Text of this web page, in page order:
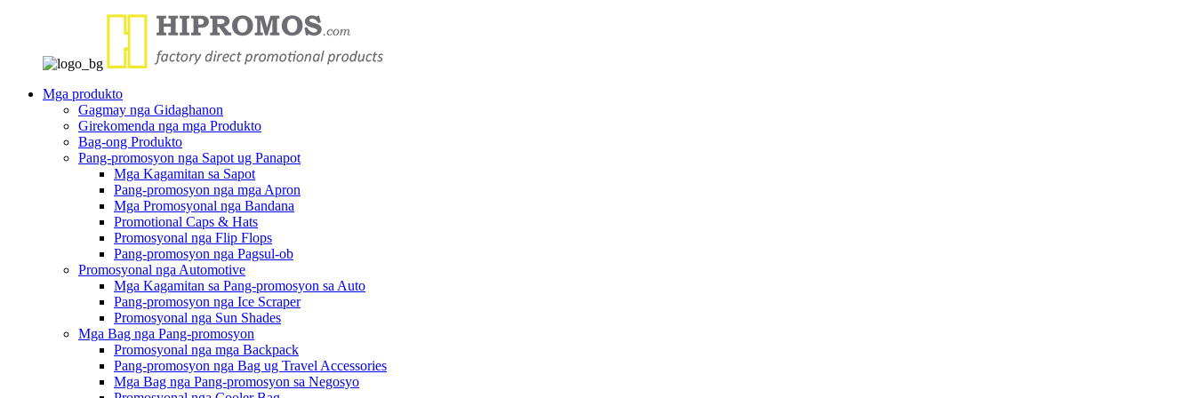
Mga produkto
Gagmay nga Gidaghanon
Girekomenda nga mga Produkto
Bag-ong Produkto
Pang-promosyon nga Sapot ug Panapot
Mga Kagamitan sa Sapot
Pang-promosyon nga mga Apron
Mga Promosyonal nga Bandana
Promotional Caps & Hats
Promosyonal nga Flip Flops
Pang-promosyon nga Pagsul-ob
Promosyonal nga Automotive
Mga Kagamitan sa Pang-promosyon sa Auto
Pang-promosyon nga Ice Scraper
Promosyonal nga Sun Shades
Mga Bag nga Pang-promosyon
Promosyonal nga mga Backpack
Pang-promosyon nga Bag ug Travel Accessories
Mga Bag nga Pang-promosyon sa Negosyo